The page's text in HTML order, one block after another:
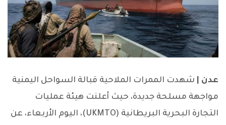
عدن | شهدت الممرات الملاحية قبالة السواحل اليمنية
مواجهة مسلحة جديدة، حيث أعلنت هيئة عمليات
التجارة البحرية البريطانية (UKMTO)، اليوم الأربعاء، عن